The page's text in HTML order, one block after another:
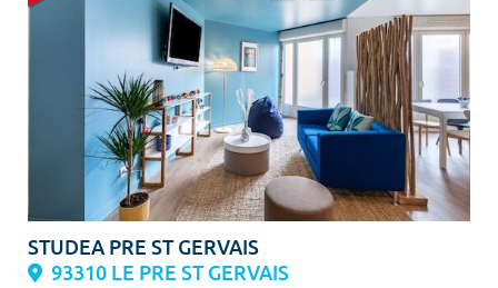
STUDEA PRE ST GERVAIS
93310 LE PRE ST GERVAIS